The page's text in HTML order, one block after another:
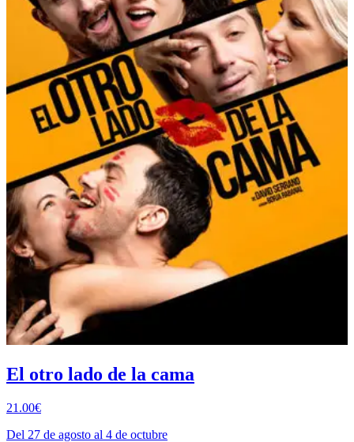
El otro lado de la cama
21.00€
Del 27 de agosto al 4 de octubre